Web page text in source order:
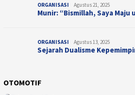
ORGANISASI Agustus 21, 2025
Munir: “Bismillah, Saya
ORGANISASI Agustus 13, 2025
Sejarah Dualisme
OTOMOTIF